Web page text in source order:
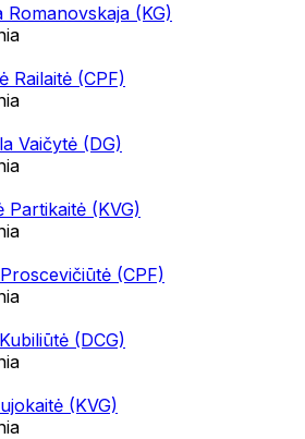
Romanovskaja (KG)
Railaitė (CPF)
Vaičytė (DG)
Partikaitė (KVG)
(CPF)
(DCG)
(KVG)